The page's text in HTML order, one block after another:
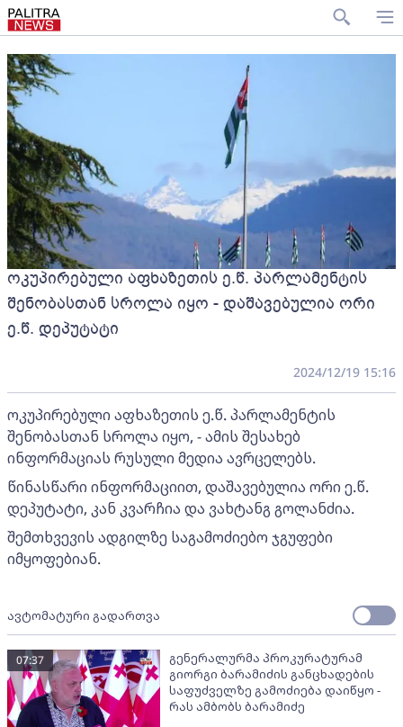
ოკუპირებული აფხაზეთის ე.წ. პარლამენტის
შენობასთან სროლა იყო - დაშავებულია ორი
ე.წ. დეპუტატი
2024/12/19 15:16
ოკუპირებული აფხაზეთის ე.წ. პარლამენტის
შენობასთან სროლა იყო, - ამის შესახებ
ინფორმაციას რუსული მედია ავრცელებს.
წინასწარი ინფორმაციით, დაშავებულია ორი ე.წ.
დეპუტატი, კან კვარჩია და ვახტანგ გოლანძია.
შემთხვევის ადგილზე საგამოძიებო ჯგუფები
იმყოფებიან.
ავტომატური გადართვა
გენერალურმა პროკურატურამ
გიორგი ბარამიძის განცხადების
საფუძველზე გამოძიება დაიწყო -
რას ამბობს ბარამიძე
07:37